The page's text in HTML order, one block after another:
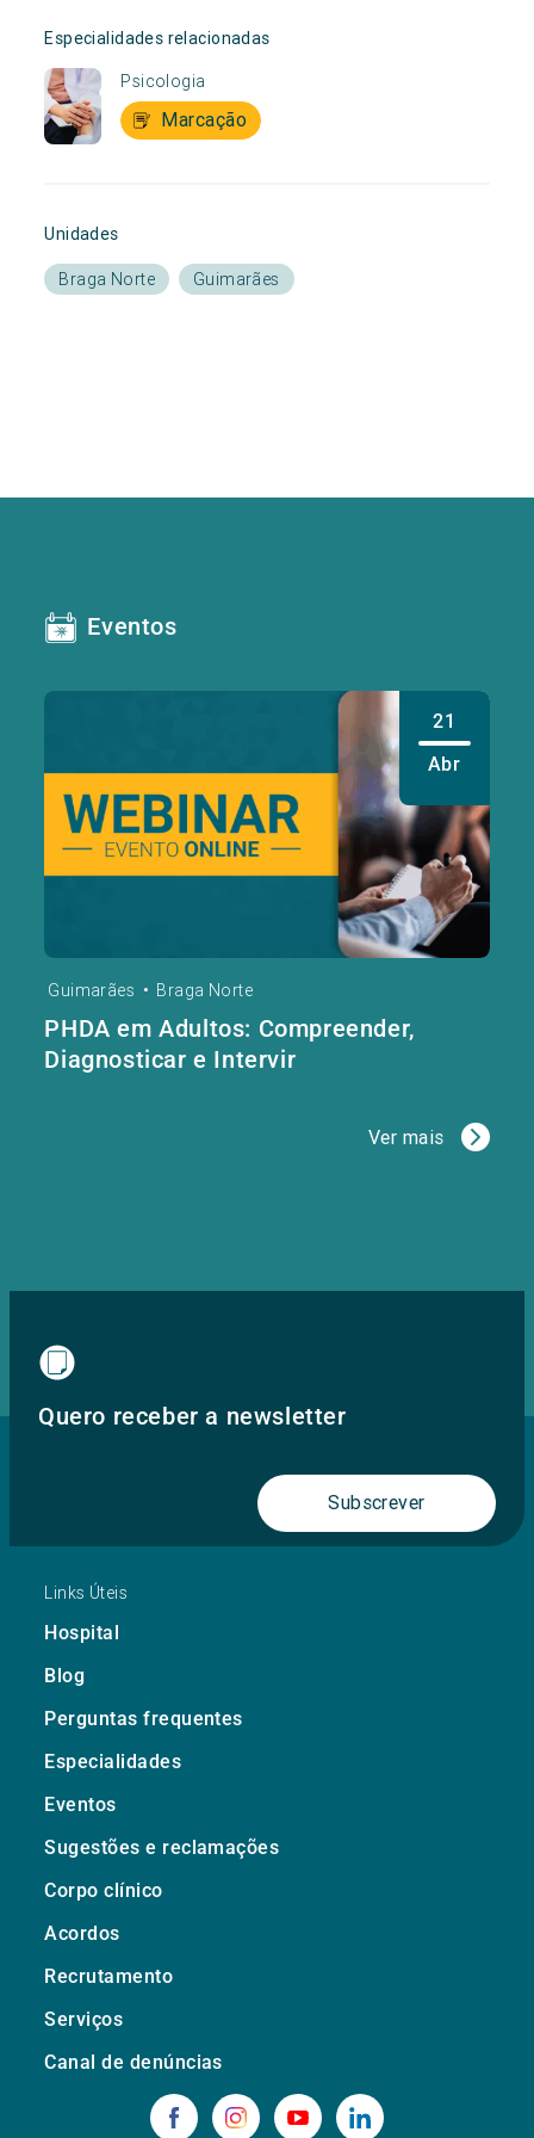
Especialidades relacionadas
Psicologia
Marcação
Unidades
Braga Norte Guimarães
Eventos
21
Abr
Guimarães • Braga Norte
PHDA em Adultos: Compreender,
Diagnosticar e Intervir
Ver mais
Quero receber a newsletter
Subscrever
Links Úteis
Hospital
Blog
Perguntas frequentes
Especialidades
Eventos
Sugestões e reclamações
Corpo clínico
Acordos
Recrutamento
Serviços
Canal de denúncias